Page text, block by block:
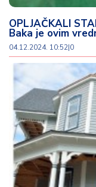
OPLJAČKALI
Baka je ovim
04.12.2024. 10:52|0